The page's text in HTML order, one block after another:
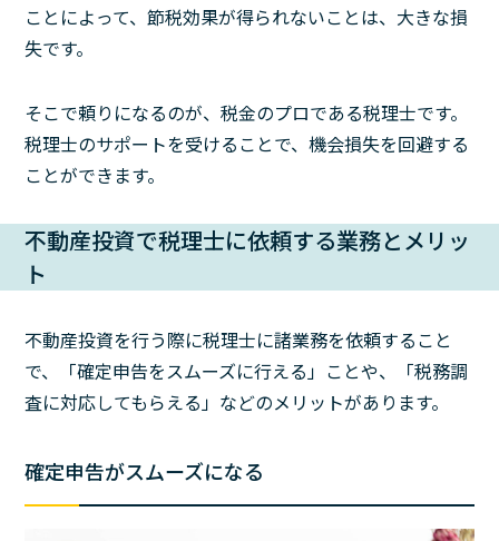
ことによって、節税効果が得られないことは、大きな損
失です。
そこで頼りになるのが、税金のプロである税理士です。
税理士のサポートを受けることで、機会損失を回避する
ことができます。
不動産投資で税理士に依頼する業務とメリッ
ト
不動産投資を行う際に税理士に諸業務を依頼すること
で、「確定申告をスムーズに行える」ことや、「税務調
査に対応してもらえる」などのメリットがあります。
確定申告がスムーズになる